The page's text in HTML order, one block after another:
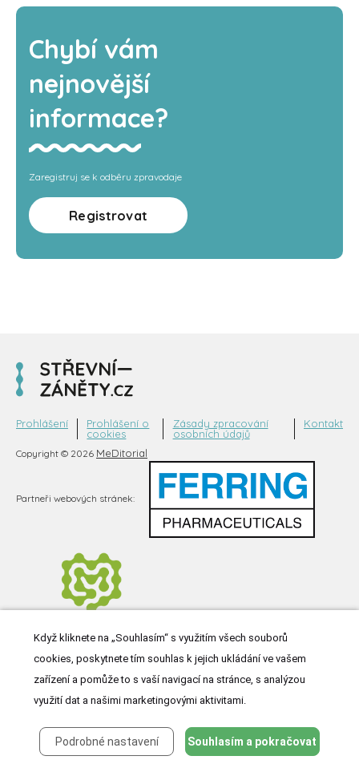
Chybí vám
nejnovější
informace?
Zaregistruj se k odběru zpravodaje
Registrovat
Copyright © 2026 MeDitorial
Prohlášení
Prohlášení o
cookies
Zásady zpracování
osobních údajů
Kontakt
Partneři webových stránek:
Když kliknete na „Souhlasím“ s využitím všech souborů
cookies, poskytnete tím souhlas k jejich ukládání ve vašem
zařízení a pomůže to s vaší navigací na stránce, s analýzou
využití dat a našimi marketingovými aktivitami.
Podrobné nastavení Souhlasím a pokračovat